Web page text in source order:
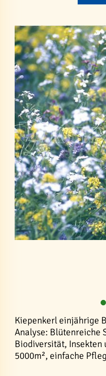
Kiepenkerl einjährige
Analyse: Blütenreiche
Biodiversität,
5000m², einfache